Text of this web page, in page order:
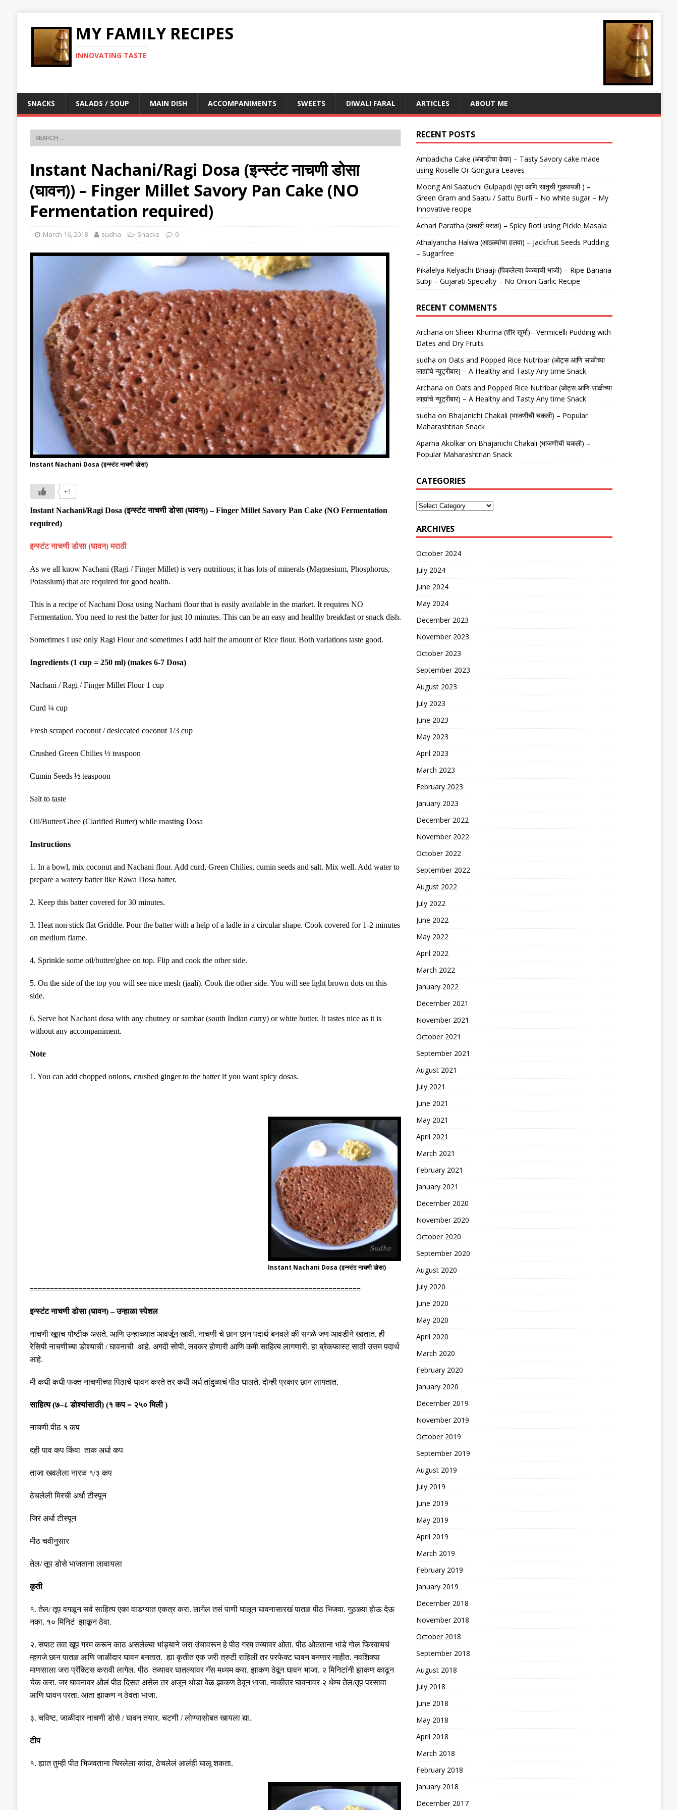
MY FAMILY RECIPES
INNOVATING TASTE
SNACKS SALADS / SOUP MAIN DISH ACCOMPANIMENTS SWEETS DIWALI FARAL ARTICLES ABOUT ME
Instant Nachani/Ragi Dosa (इन्स्टंट नाचणी डोसा
(घावन)) – Finger Millet Savory Pan Cake (NO
Fermentation required)
March 16, 2018 sudha Snacks 0
Instant Nachani Dosa (इन्स्टंट नाचणी डोसा)
+1
Instant Nachani/Ragi Dosa (इन्स्टंट नाचणी डोसा(घावन))–Finger Millet Savory Pan Cake (NO Fermentation
required)
इन्स्टंट नाचणी डोसा(घावन)मराठी
As we all know Nachani (Ragi / Finger Millet) is very nutritious; it has lots of minerals (Magnesium, Phosphorus,
Potassium) that are required for good health.
This is a recipe of Nachani Dosa using Nachani flour that is easily available in the market. It requires NO
Fermentation. You need to rest the batter for just 10 minutes. This can be an easy and healthy breakfast or snack dish.
Sometimes I use only Ragi Flour and sometimes I add half the amount of Rice flour. Both variations taste good.
Ingredients (1 cup = 250 ml) (makes 6-7 Dosa)
Nachani / Ragi / Finger Millet Flour 1 cup
Curd ¼ cup
Fresh scraped coconut / desiccated coconut 1/3 cup
Crushed Green Chilies ½ teaspoon
Cumin Seeds ½ teaspoon
Salt to taste
Oil/Butter/Ghee (Clarified Butter) while roasting Dosa
Instructions
1. In a bowl, mix coconut and Nachani flour. Add curd, Green Chilies, cumin seeds and salt. Mix well. Add water to
prepare a watery batter like Rawa Dosa batter.
2. Keep this batter covered for 30 minutes.
3. Heat non stick flat Griddle. Pour the batter with a help of a ladle in a circular shape. Cook covered for 1-2 minutes
on medium flame.
4. Sprinkle some oil/butter/ghee on top. Flip and cook the other side.
5. On the side of the top you will see nice mesh (jaali). Cook the other side. You will see light brown dots on this
side.
6. Serve hot Nachani dosa with any chutney or sambar (south Indian curry) or white butter. It tastes nice as it is
without any accompaniment.
Note
1. You can add chopped onions, crushed ginger to the batter if you want spicy dosas.
Instant Nachani Dosa (इन्स्टंट नाचणी डोसा)
==================================================================================
इन्स्टंट नाचणी डोसा(घावन) –उन्हाळा स्पेशल
नाचणी खूपच पौष्टीक असते. आणि उन्हाळ्यात आवर्जून खावी.नाचणी चे छान छान पदार्थ बनवले की सगळे जण आवडीने खातात.ही
रेसिपी नाचणीच्या डोश्याची /घावनाची आहे. अगदी सोपी,लवकर होणारी आणि कमी साहित्य लागणारी.हा ब्रेकफास्ट साठी उत्तम पदार्थ
आहे.
मी कधी कधी फक्त नाचणीच्या पिठाचे घावन करते तर कधी अर्ध तांदुळाचं पीठ घालते.दोन्ही प्रकार छान लागतात.
साहित्य(७–८ डोश्यांसाठी) (१ कप= २५० मिली)
नाचणी पीठ १ कप
दही पाव कप किंवा ताक अर्धा कप
ताजा खवलेला नारळ १/३ कप
ठेचलेली मिरची अर्धाटीस्पून
जिरं अर्धाटीस्पून
मीठ चवीनुसार
तेल/तूप डोसे भाजताना लावायला
कृती
१.तेल/तूप वगळून सर्व साहित्य एकावाडग्यातएकत्र करा.लागेल तसं पाणी घालून घावनासारखं पातळ पीठ भिजवा.गुठळ्या होऊ देऊ
नका. १० मिनिटं झाकून ठेवा.
२.सपाट तवा खूप गरम करून काठ असलेल्या भांड्याने जरा उंचावरून हे पीठ गरम तव्यावर ओता.पीठ ओतताना भांडे गोल फिरवायचं
म्हणजे छान पातळ आणि जाळीदार घावन बनतात.ह्या कृतीत एक जरी त्रुटी राहिली तर परफेक्ट घावन बनणार नाहीत.नवशिक्या
माणसाला जरा प्रॅक्टिस करावी लागेल.पीठ तव्यावर घातल्यावर गॅस मध्यम करा.झाकण ठेवून घावन भाजा. २ मिनिटांनी झाकण काढून
चेक करा.जर घावनावर ओलं पीठ दिसत असेल तर अजून थोडा वेळ झाकण ठेवून भाजा.नाकीतर घावनावर २ थेम्ब तेल/तूप परसावा
आणि घावन परता. आता झाकण न ठेवता भाजा.
३.चविष्ट,जाळीदार नाचणी डोसे /घावन तयार.चटणी /लोण्यासोबत खायला द्या.
टीप
१.ह्यात तुम्ही पीठ भिजवताना चिरलेला कांदा,ठेचलेलं आलंही घालू शकता.
RECENT POSTS
Ambadicha Cake (अंबाडीचा केक) – Tasty Savory cake made
using Roselle Or Gongura Leaves
Moong Ani Saatuchi Gulpapdi (मूग आणि सातूची गुळपापडी ) –
Green Gram and Saatu / Sattu Burfi – No white sugar – My
Innovative recipe
Achari Paratha (अचारी पराठा) – Spicy Roti using Pickle Masala
Athalyancha Halwa (आठळ्यांचा हलवा) – Jackfruit Seeds Pudding
– Sugarfree
Pikalelya Kelyachi Bhaaji (पिकलेल्या केळ्याची भाजी) – Ripe Banana
Subji – Gujarati Specialty – No Onion Garlic Recipe
RECENT COMMENTS
Archana onSheer Khurma (शीर खुर्मा)– Vermicelli Pudding with
Dates and Dry Fruits
sudha onOats and Popped Rice Nutribar (ओट्स आणि साळीच्या
लाह्यांचे न्यूट्रीबार) – A Healthy and Tasty Any time Snack
Archana onOats and Popped Rice Nutribar (ओट्स आणि साळीच्या
लाह्यांचे न्यूट्रीबार) – A Healthy and Tasty Any time Snack
sudha on Bhajanichi Chakali (भाजणीची चकली) – Popular
Maharashtrian Snack
Aparna Akolkaron Bhajanichi Chakali (भाजणीची चकली) –
Popular Maharashtrian Snack
CATEGORIES
ARCHIVES
October 2024
July 2024
June 2024
May 2024
December 2023
November 2023
October 2023
September 2023
August 2023
July 2023
June 2023
May 2023
April 2023
March 2023
February 2023
January 2023
December 2022
November 2022
October 2022
September 2022
August 2022
July 2022
June 2022
May 2022
April 2022
March 2022
January 2022
December 2021
November 2021
October 2021
September 2021
August 2021
July 2021
June 2021
May 2021
April 2021
March 2021
February 2021
January 2021
December 2020
November 2020
October 2020
September 2020
August 2020
July 2020
June 2020
May 2020
April 2020
March 2020
February 2020
January 2020
December 2019
November 2019
October 2019
September 2019
August 2019
July 2019
June 2019
May 2019
April 2019
March 2019
February 2019
January 2019
December 2018
November 2018
October 2018
September 2018
August 2018
July 2018
June 2018
May 2018
April 2018
March 2018
February 2018
January 2018
December 2017